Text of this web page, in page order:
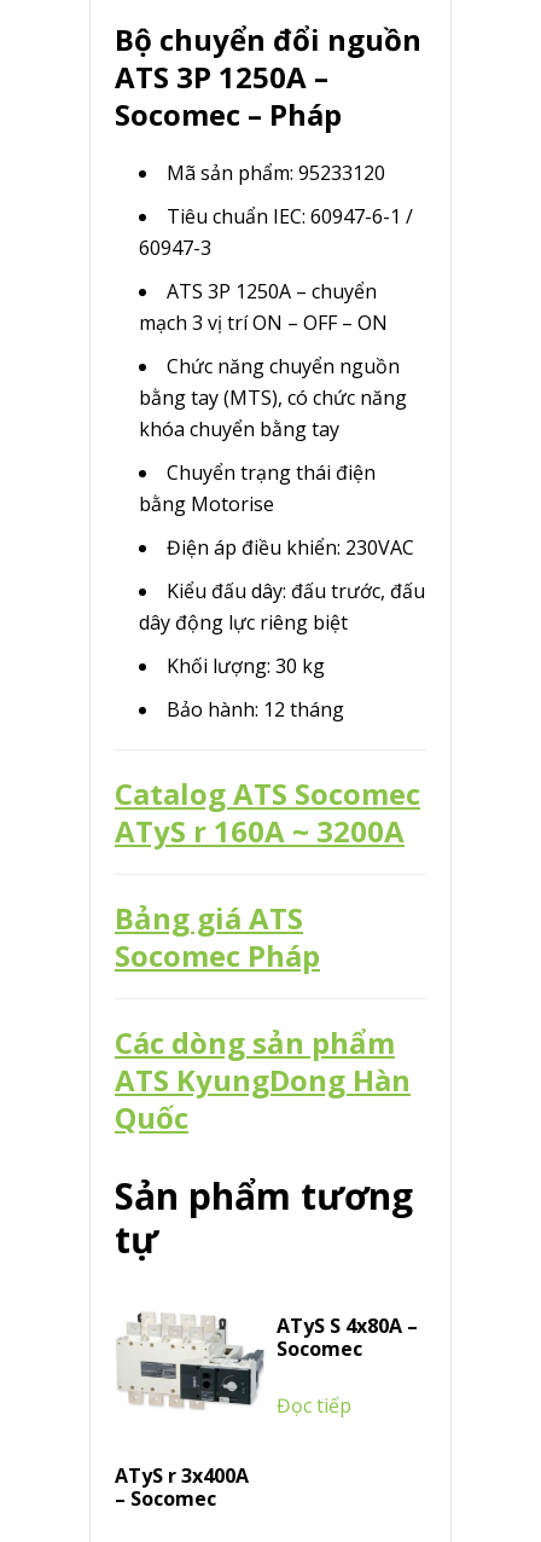
Bộ chuyển đổi nguồn
ATS 3P 1250A –
Socomec – Pháp
Mã sản phẩm: 95233120
Tiêu chuẩn IEC: 60947-6-1 /
60947-3
ATS 3P 1250A – chuyển
mạch 3 vị trí ON – OFF – ON
Chức năng chuyển nguồn
bằng tay (MTS), có chức năng
khóa chuyển bằng tay
Chuyển trạng thái điện
bằng Motorise
Điện áp điều khiển: 230VAC
Kiểu đấu dây: đấu trước, đấu
dây động lực riêng biệt
Khối lượng: 30 kg
Bảo hành: 12 tháng
Catalog ATS Socomec
ATyS r 160A ~ 3200A
Bảng giá ATS
Socomec Pháp
Các dòng sản phẩm
ATS KyungDong Hàn
Quốc
Sản phẩm tương
tự
ATyS r 3x400A
– Socomec
ATyS S 4x80A –
Socomec
Đọc tiếp